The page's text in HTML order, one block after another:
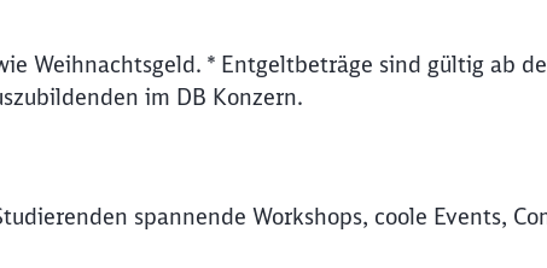
Weihnachtsgeld. * Entgeltbeträge sind gültig ab
im DB Konzern.
spannende Workshops, coole Events,